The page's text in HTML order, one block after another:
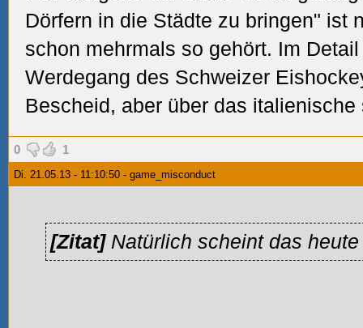
Dörfern in die Städte zu bringen" ist
schon mehrmals so gehört. Im
Werdegang des Schweizer
Bescheid, aber über das italienische
0 1
Di. 21.05.13 - 11:10:50 - game_misconduct
[Zitat] Natürlich scheint das